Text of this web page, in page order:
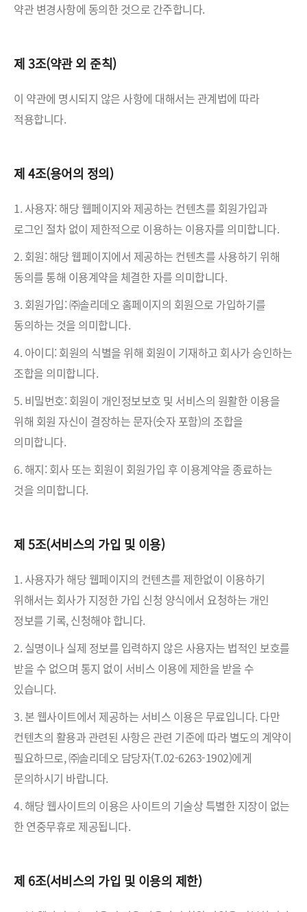
약관 변경사항에 동의한 것으로 간주합니다.
제 3조(약관 외 준칙)
이 약관에 명시되지 않은 사항에 대해서는 관계법에 따라
적용합니다.
제 4조(용어의 정의)
1. 사용자: 해당 웹페이지와 제공하는 컨텐츠를 회원가입과
로그인 절차 없이 제한적으로 이용하는 이용자를 의미합니다.
2. 회원: 해당 웹페이지에서 제공하는 컨텐츠를 사용하기 위해
동의를 통해 이용계약을 체결한 자를 의미합니다.
3. 회원가입: ㈜솔리데오 홈페이지의 회원으로 가입하기를
동의하는 것을 의미합니다.
4. 아이디: 회원의 식별을 위해 회원이 기재하고 회사가 승인하는
조합을 의미합니다.
5. 비밀번호: 회원이 개인정보보호 및 서비스의 원활한 이용을
위해 회원 자신이 결장하는 문자(숫자 포함)의 조합을
의미합니다.
6. 해지: 회사 또는 회원이 회원가입 후 이용계약을 종료하는
것을 의미합니다.
제 5조(서비스의 가입 및 이용)
1. 사용자가 해당 웹페이지의 컨텐츠를 제한없이 이용하기
위해서는 회사가 지정한 가입 신청 양식에서 요청하는 개인
정보를 기록, 신청해야 합니다.
2. 실명이나 실제 정보를 입력하지 않은 사용자는 법적인 보호를
받을 수 없으며 통지 없이 서비스 이용에 제한을 받을 수
있습니다.
3. 본 웹사이트에서 제공하는 서비스 이용은 무료입니다. 다만
컨텐츠의 활용과 관련된 사항은 관련 기준에 따라 별도의 계약이
필요하므로, ㈜솔리데오 담당자(T.02-6263-1902)에게
문의하시기 바랍니다.
4. 해당 웹사이트의 이용은 사이트의 기술상 특별한 지장이 없는
한 연중무휴로 제공됩니다.
제 6조(서비스의 가입 및 이용의 제한)